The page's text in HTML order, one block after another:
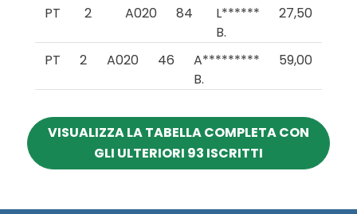
PT 2 A020 84
L******
B.
27,50
PT 2 A020 46
A*********
B.
59,00
VISUALIZZA LA TABELLA COMPLETA CON
GLI ULTERIORI 93 ISCRITTI